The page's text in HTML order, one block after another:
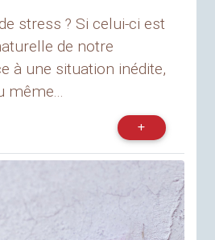
stress ? Si celui-ci est
de notre
à une situation inédite,
même...